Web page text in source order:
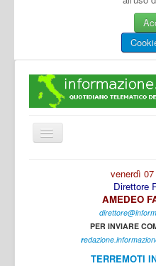
Cambia
navigazione
venerdì
Direttore
AMEDEO
PER INVIARE
r
TERREMOTI